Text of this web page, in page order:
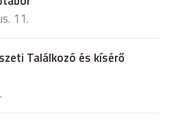
11.
Találkozó és kísérő